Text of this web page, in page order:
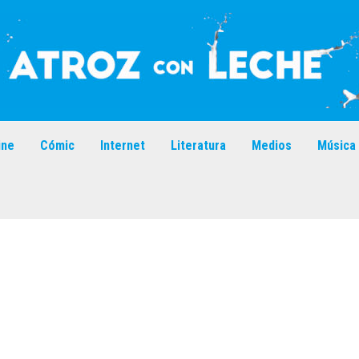
Cómic Internet Literatura Medios Música